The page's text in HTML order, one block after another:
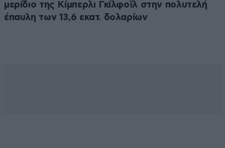
μερίδιο της Κίμπερλι Γκίλφοϊλ στην πολυτελή
έπαυλη των 13,6 εκατ. δολαρίων